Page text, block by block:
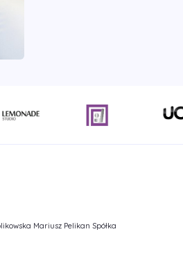
Mariusz Pelikan Spółka